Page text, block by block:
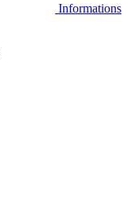
Informations